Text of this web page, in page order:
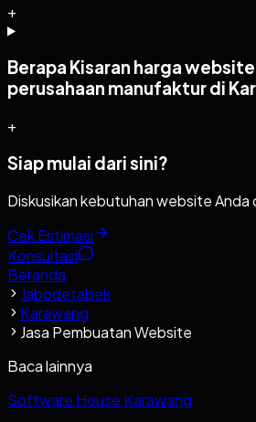
+
Berapa Kisaran harga
perusahaan manufaktur di
+
Siap mulai dari sini?
Diskusikan kebutuhan website Anda
Cek Estimasi
Konsultasi
Beranda
Jabodetabek
Karawang
Jasa Pembuatan Website
Baca lainnya
Software House Karawang